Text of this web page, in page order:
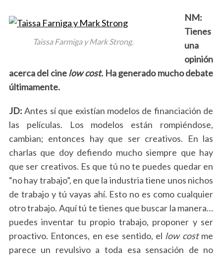
Taissa Farmiga y Mark Strong.
NM:
Tienes
una
opinión
acerca del cinelow cost. Ha generado mucho debate
últimamente.
JD: Antes sí que existían modelos de financiación de
las películas. Los modelos están rompiéndose,
cambian; entonces hay que ser creativos. En las
charlas que doy defiendo mucho siempre que hay
que ser creativos. Es que tú no te puedes quedar en
“no hay trabajo”, en que la industria tiene unos nichos
de trabajo y tú vayas ahí. Esto no es como cualquier
otro trabajo. Aquí tú te tienes que buscar la manera…
puedes inventar tu propio trabajo, proponer y ser
proactivo. Entonces, en ese sentido, el low costme
parece un revulsivo a toda esa sensación de no